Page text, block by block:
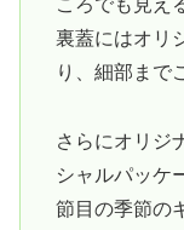
ころでも見え
裏蓋にはオリ
り、細部まで
さらにオリジ
シャルパッケ
節目の季節の